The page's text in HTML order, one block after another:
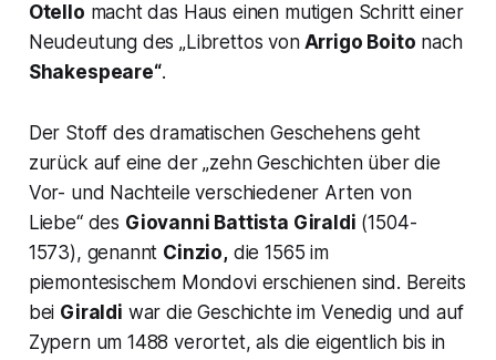
Otello macht das Haus einen mutigen Schritt einer
Neudeutung des „Librettos vonArrigo Boito nach
Shakespeare“.
Der Stoff des dramatischen Geschehens geht
zurück auf eine der „zehn Geschichten über die
Vor- und Nachteile verschiedener Arten von
Liebe“ des Giovanni Battista Giraldi (1504-
1573), genannt Cinzio,die 1565 im
piemontesischem Mondovi erschienen sind. Bereits
bei Giraldi war die Geschichte im Venedig und auf
Zypern um 1488 verortet, als die eigentlich bis in